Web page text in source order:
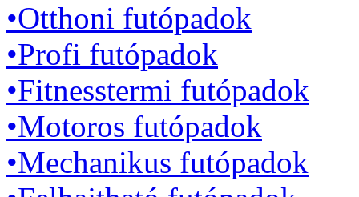
•Otthoni futópadok
•Profi futópadok
•Fitnesstermi futópadok
•Motoros futópadok
•Mechanikus futópadok